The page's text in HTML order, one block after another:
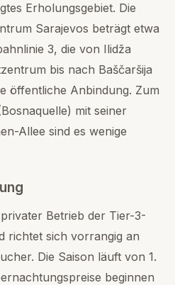
Erholungsgebiet. Die
Sarajevos beträgt etwa
3, die von Ilidža
bis nach Baščaršija
öffentliche Anbindung. Zum
mit seiner
Allee sind es wenige
Betrieb der Tier-3-
richtet sich vorrangig an
Die Saison läuft von 1.
beginnen